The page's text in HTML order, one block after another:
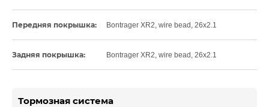
Передняя покрышка: Bontrager XR2, wire bead, 26x2.1
Задняя покрышка: Bontrager XR2, wire bead, 26x2.1
Тормозная система